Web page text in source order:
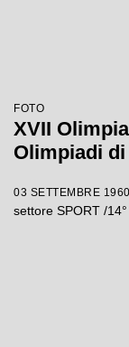
FOTO
XVII
Olimpiadi
03 SETTEMBRE 1960
settore SPORT /